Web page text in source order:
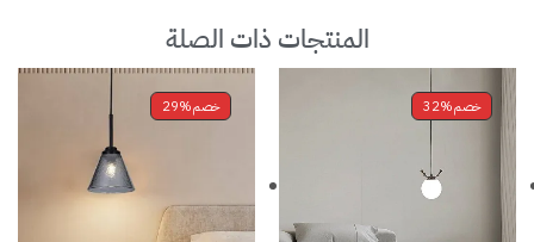
المنتجات ذات الصلة
خصم32% خصم29%